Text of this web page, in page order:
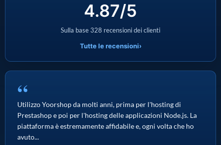
4.87/5
Sulla base 328 recensioni dei clienti
Tutte le recensioni›
“
Utilizzo Yoorshop da molti anni, prima per l'hosting di
Prestashop e poi per l'hosting delle applicazioni Node.js. La
piattaforma è estremamente affidabile e, ogni volta che ho
avuto...